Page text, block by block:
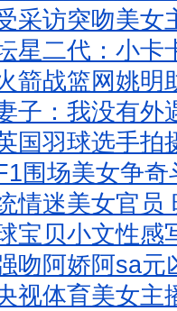
采访突吻美女
星二代：小卡
箭战篮网姚明
子：我没有外
国羽球选手拍
围场美女争
情迷美女官员
宝贝小文性感
吻阿娇阿sa元
视体育美女主